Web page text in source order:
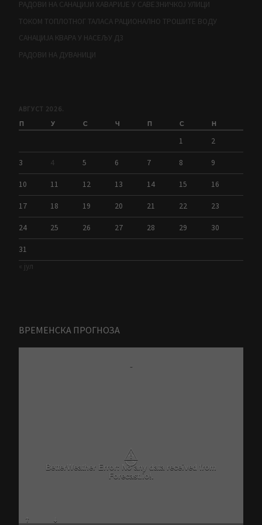
РАДОВИ НА САНАЦИЈИ ХАВАРИЈЕ У САВЕЗНИЧКОЈ УЛИЦИ
ТОКОМ ТОПЛОТНОГ ТАЛАСА РАЦИОНАЛНО ТРОШИТЕ ВОДУ
САНАЦИЈА КВАРА У НАСЕЉУ Д3
РАДОВИ НА ДУВАНИЦИ
АВГУСТ 2026.
П У С Ч П С Н
1 2
3 4 5 6 7 8 9
10 11 12 13 14 15 16
17 18 19 20 21 22 23
24 25 26 27 28 29 30
31
« јул
ВРЕМЕНСКА ПРОГНОЗА
-
⚠
BetterWeather Error: No any data received from
Forecast.io!.